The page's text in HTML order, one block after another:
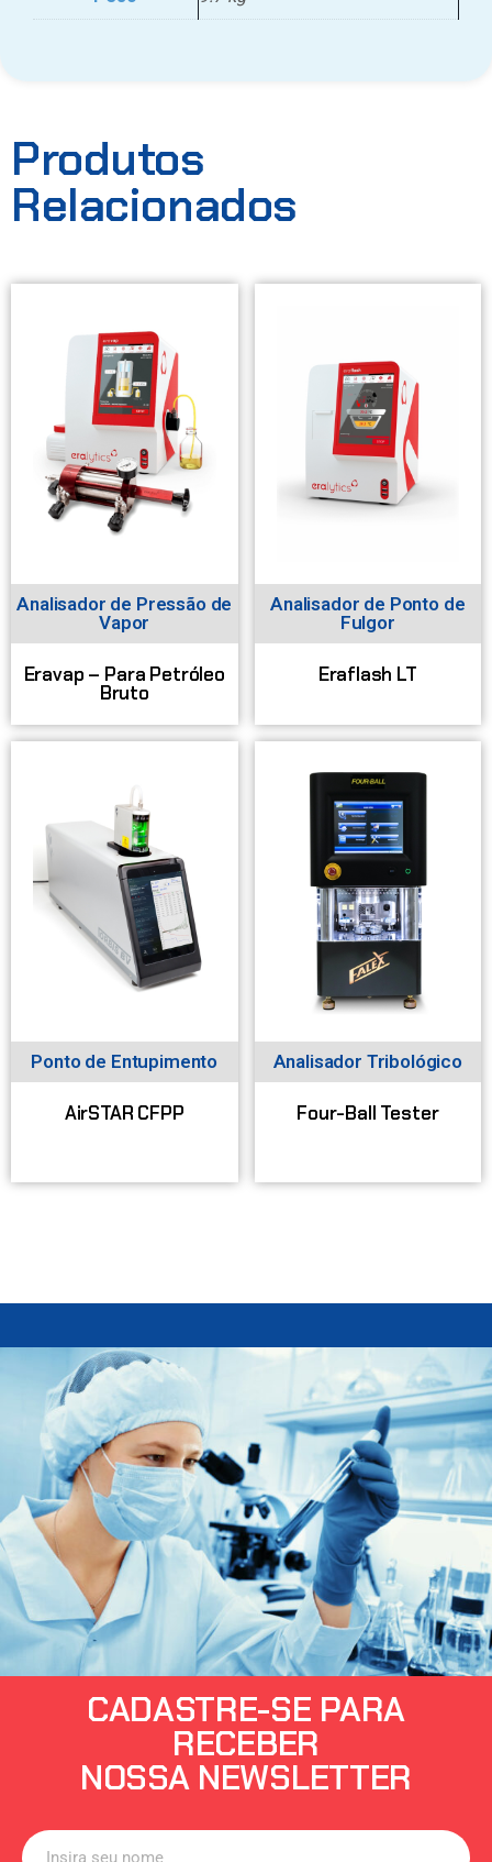
Produtos
Relacionados
Analisador de Pressão de
Vapor
Eravap – Para Petróleo
Bruto
Analisador de Ponto de
Fulgor
Eraflash LT
Ponto de Entupimento
AirSTAR CFPP
Analisador Tribológico
Four-Ball Tester
CADASTRE-SE PARA
RECEBER
NOSSA NEWSLETTER